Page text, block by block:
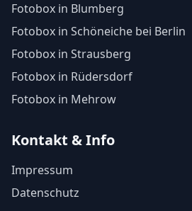
Fotobox in Blumberg
Fotobox in Schöneiche bei Berlin
Fotobox in Strausberg
Fotobox in Rüdersdorf
Fotobox in Mehrow
Kontakt & Info
Impressum
Datenschutz